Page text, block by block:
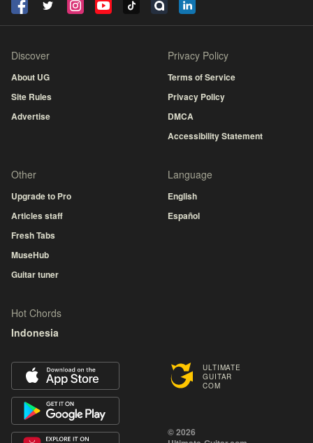
ULTIMATE
GUITAR
COM
© 2026
Discover
About UG
Site Rules
Advertise
Privacy Policy
Terms of Service
Privacy Policy
DMCA
Accessibility Statement
Other
Upgrade to Pro
Articles staff
Fresh Tabs
MuseHub
Guitar tuner
Language
English
Español
Hot Chords
Indonesia